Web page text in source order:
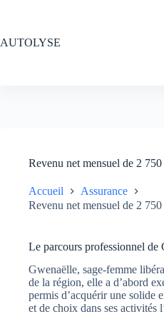
AUTOLYSE
Revenu net mensuel de 2
Accueil
Assurance
Revenu net mensuel de 2
Le parcours professionnel de
Gwenaëlle, sage-femme
de la région, elle a d’abord
permis d’acquérir une solide
et de choix dans ses activités